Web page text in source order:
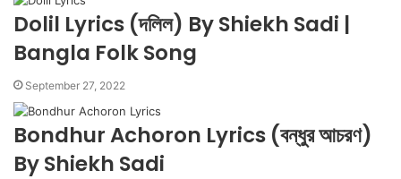
Dolil Lyrics (দলিল) By Shiekh Sadi |
Bangla Folk Song
September 27, 2022
Bondhur Achoron Lyrics (বন্ধুর আচরণ)
By Shiekh Sadi